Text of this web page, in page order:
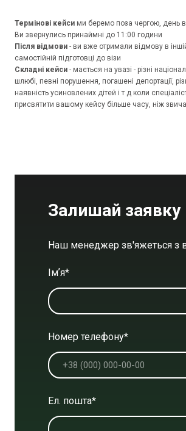
Термінові кейси ми беремо поза чергою, день
Ви звернулись принаймні до 11:00 години
Після відмови - ви вже отримали відмову в
самостійній підготовці до візи
Складні кейси - мається на увазі - різні
шлюбі, певні порушення, погашені депортації,
наявність усиновлених дітей і т д коли
присвятити вашому кейсу більше часу, ніж
Залишай заявку
Наш менеджер зв'яжеться з
Імʼя*
Номер телефону*
Ел. пошта*